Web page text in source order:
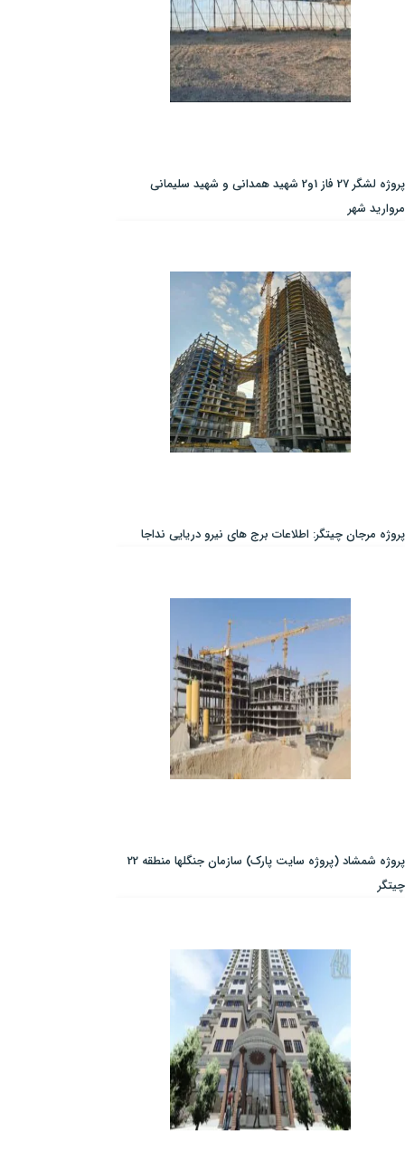
پروژه لشگر 27 فاز 1و2 شهید همدانی و شهید سلیمانی
مروارید شهر
پروژه مرجان چیتگر: اطلاعات برج های نیرو دریایی نداجا
پروژه شمشاد (پروژه سایت پارک) سازمان جنگلها منطقه 22
چیتگر